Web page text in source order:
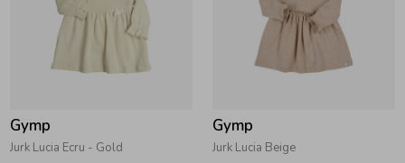
Gymp
Jurk Lucia Ecru - Gold
Gymp
Jurk Lucia Beige